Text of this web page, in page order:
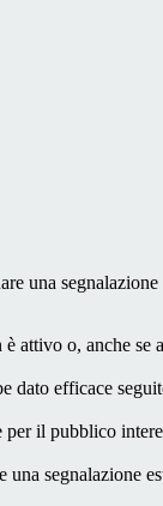
una
attivo o, anche
dato efficace
per il pubblico
segnalazione